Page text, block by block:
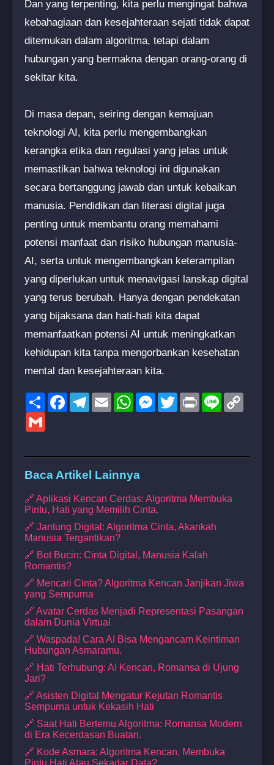
Dan yang terpenting, kita perlu mengingat bahwa
kebahagiaan dan kesejahteraan sejati tidak dapat
ditemukan dalam algoritma, tetapi dalam
hubungan yang bermakna dengan orang-orang di
sekitar kita.
Di masa depan, seiring dengan kemajuan
teknologi AI, kita perlu mengembangkan
kerangka etika dan regulasi yang jelas untuk
memastikan bahwa teknologi ini digunakan
secara bertanggung jawab dan untuk kebaikan
manusia. Pendidikan dan literasi digital juga
penting untuk membantu orang memahami
potensi manfaat dan risiko hubungan manusia-
AI, serta untuk mengembangkan keterampilan
yang diperlukan untuk menavigasi lanskap digital
yang terus berubah. Hanya dengan pendekatan
yang bijaksana dan hati-hati kita dapat
memanfaatkan potensi AI untuk meningkatkan
kehidupan kita tanpa mengorbankan kesehatan
mental dan kesejahteraan kita.
ShareFacebookTelegram
EmailWhatsAppMessenger
TwitterPrint Line
Baca Artikel Lainnya
🔗 Aplikasi Kencan Cerdas: Algoritma Membuka
Pintu, Hati yang Memilih Cinta.
🔗 Jantung Digital: Algoritma Cinta, Akankah
Manusia Tergantikan?
🔗 Bot Bucin: Cinta Digital, Manusia Kalah
Romantis?
🔗 Mencari Cinta? Algoritma Kencan Janjikan Jiwa
yang Sempurna
🔗 Avatar Cerdas Menjadi Representasi Pasangan
dalam Dunia Virtual
🔗 Waspada! Cara AI Bisa Mengancam Keintiman
Hubungan Asmaramu.
🔗 Hati Terhubung: AI Kencan, Romansa di Ujung
Jari?
🔗 Asisten Digital Mengatur Kejutan Romantis
Sempurna untuk Kekasih Hati
🔗 Saat Hati Bertemu Algoritma: Romansa Modern
di Era Kecerdasan Buatan.
🔗 Kode Asmara: Algoritma Kencan, Membuka